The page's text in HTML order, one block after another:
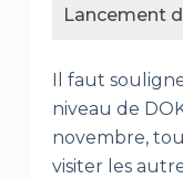
Lancement
Il faut
niveau de
novembre,
visiter les